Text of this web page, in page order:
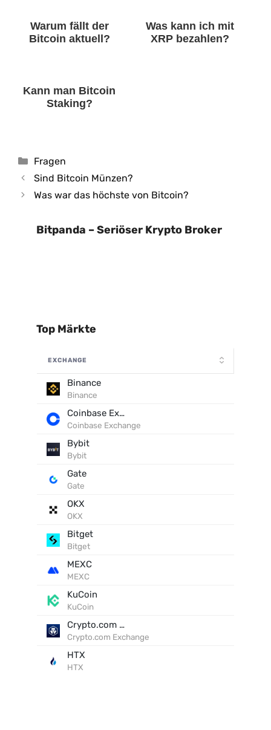
Warum fällt der
Bitcoin aktuell?
Was kann ich mit
XRP bezahlen?
Kann man Bitcoin
Staking?
Kategorien
Fragen
Sind Bitcoin Münzen?
Was war das höchste von Bitcoin?
Bitpanda – Seriöser Krypto Broker
Top Märkte
EXCHANGE
Binance
Binance
Coinbase Exchange
Coinbase Exchange
Bybit
Bybit
Gate
Gate
OKX
OKX
Bitget
Bitget
MEXC
MEXC
KuCoin
KuCoin
Crypto.com Exchange
Crypto.com Exchange
HTX
HTX